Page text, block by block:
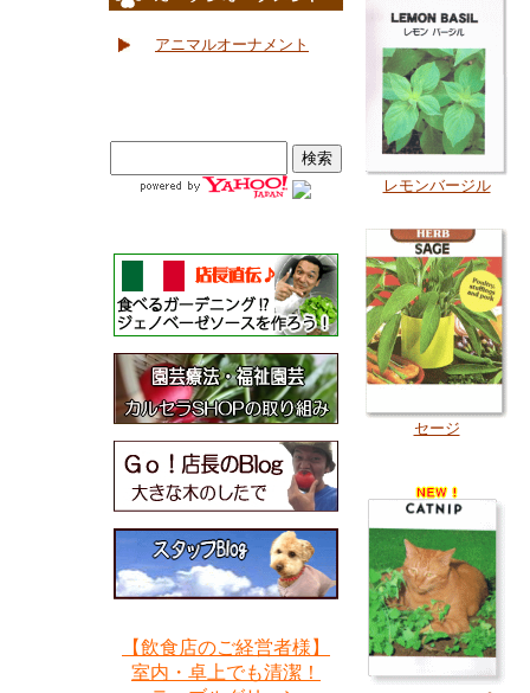
アニマルオーナメント
【飲食店のご経営者様】
室内・卓上でも清潔！
レモンバージル
セージ